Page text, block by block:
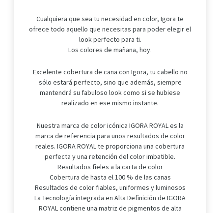
Cualquiera que sea tu necesidad en color, Igora te
ofrece todo aquello que necesitas para poder elegir el
look perfecto para ti.
Los colores de mañana, hoy.
Excelente cobertura de cana con Igora, tu cabello no
sólo estará perfecto, sino que además, siempre
mantendrá su fabuloso look como si se hubiese
realizado en ese mismo instante.
Nuestra marca de color icónica IGORA ROYAL es la
marca de referencia para unos resultados de color
reales. IGORA ROYAL te proporciona una cobertura
perfecta y una retención del color imbatible.
Resultados fieles a la carta de color
Cobertura de hasta el 100 % de las canas
Resultados de color fiables, uniformes y luminosos
La Tecnología integrada en Alta Definición de IGORA
ROYAL contiene una matriz de pigmentos de alta